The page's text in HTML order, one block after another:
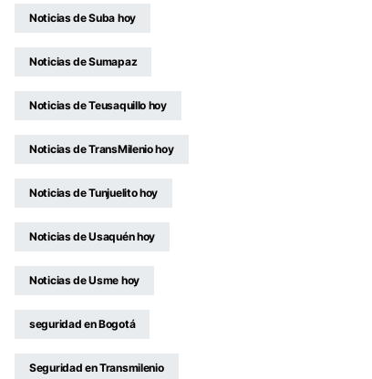
Noticias de Suba hoy
Noticias de Sumapaz
Noticias de Teusaquillo hoy
Noticias de TransMilenio hoy
Noticias de Tunjuelito hoy
Noticias de Usaquén hoy
Noticias de Usme hoy
seguridad en Bogotá
Seguridad en Transmilenio